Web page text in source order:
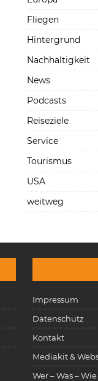
Fliegen
Hintergrund
Nachhaltigkeit
News
Podcasts
Reiseziele
Service
Tourismus
USA
weitweg
Impressum
Datenschutz
Kontakt
Mediakit &
Wer – Was –